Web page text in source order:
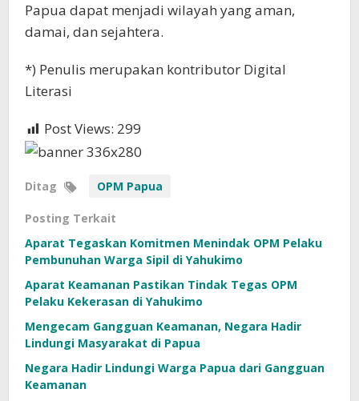
Papua dapat menjadi wilayah yang aman,
damai, dan sejahtera.
*) Penulis merupakan kontributor Digital
Literasi
Post Views: 299
Ditag OPM Papua
Posting Terkait
Aparat Tegaskan Komitmen Menindak OPM Pelaku
Pembunuhan Warga Sipil di Yahukimo
Aparat Keamanan Pastikan Tindak Tegas OPM
Pelaku Kekerasan di Yahukimo
Mengecam Gangguan Keamanan, Negara Hadir
Lindungi Masyarakat di Papua
Negara Hadir Lindungi Warga Papua dari Gangguan
Keamanan